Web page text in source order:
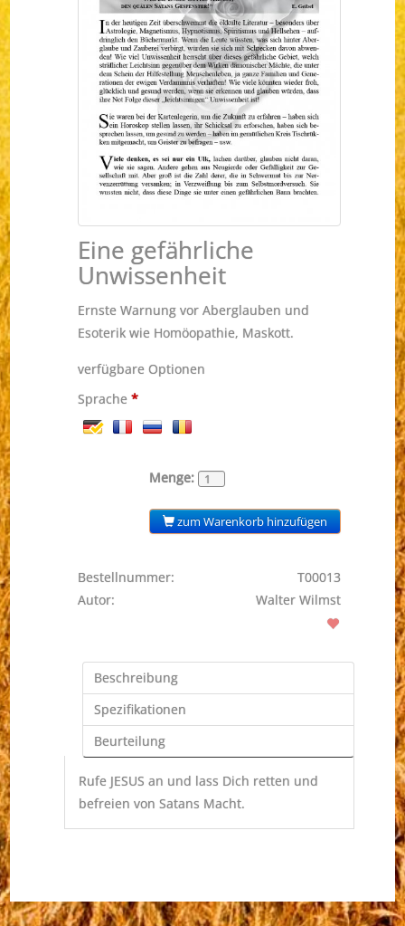
Eine gefährliche
Unwissenheit
Ernste Warnung vor Aberglauben und
Esoterik wie Homöopathie, Maskott.
verfügbare Optionen
Sprache*
Menge:
zum Warenkorb hinzufügen
Bestellnummer:
T00013
Autor:
Walter Wilmst
Beschreibung
Spezifikationen
Beurteilung
Rufe JESUS an und lass Dich retten und
befreien von Satans Macht.